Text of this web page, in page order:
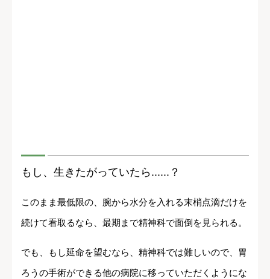
もし、生きたがっていたら......？
このまま最低限の、腕から水分を入れる末梢点滴だけを
続けて看取るなら、最期まで精神科で面倒を見られる。
でも、もし延命を望むなら、精神科では難しいので、胃
ろうの手術ができる他の病院に移っていただくようにな